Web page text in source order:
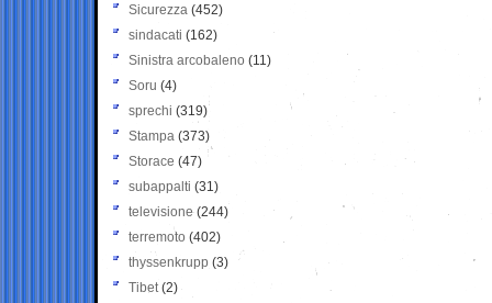
Sicurezza (452)
sindacati (162)
Sinistra arcobaleno (11)
Soru (4)
sprechi (319)
Stampa (373)
Storace (47)
subappalti (31)
televisione(244)
terremoto (402)
thyssenkrupp (3)
Tibet(2)